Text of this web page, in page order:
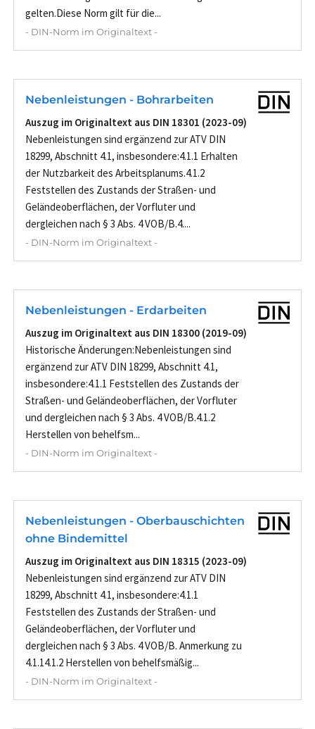
gelten.Diese Norm gilt für die...
- DIN-Norm im Originaltext -
Nebenleistungen - Bohrarbeiten
Auszug im Originaltext aus DIN 18301 (2023-09)
Nebenleistungen sind ergänzend zur ATV DIN
18299, Abschnitt 4.1, insbesondere:4.1.1 Erhalten
der Nutzbarkeit des Arbeitsplanums.4.1.2
Feststellen des Zustands der Straßen- und
Geländeoberflächen, der Vorfluter und
dergleichen nach § 3 Abs. 4 VOB/B.4....
- DIN-Norm im Originaltext -
Nebenleistungen - Erdarbeiten
Auszug im Originaltext aus DIN 18300 (2019-09)
Historische Änderungen:Nebenleistungen sind
ergänzend zur ATV DIN 18299, Abschnitt 4.1,
insbesondere:4.1.1 Feststellen des Zustands der
Straßen- und Geländeoberflächen, der Vorfluter
und dergleichen nach § 3 Abs. 4 VOB/B.4.1.2
Herstellen von behelfsm...
- DIN-Norm im Originaltext -
Nebenleistungen - Oberbauschichten
ohne Bindemittel
Auszug im Originaltext aus DIN 18315 (2023-09)
Nebenleistungen sind ergänzend zur ATV DIN
18299, Abschnitt 4.1, insbesondere:4.1.1
Feststellen des Zustands der Straßen- und
Geländeoberflächen, der Vorfluter und
dergleichen nach § 3 Abs. 4 VOB/B. Anmerkung zu
4.1.14.1.2 Herstellen von behelfsmäßig...
- DIN-Norm im Originaltext -